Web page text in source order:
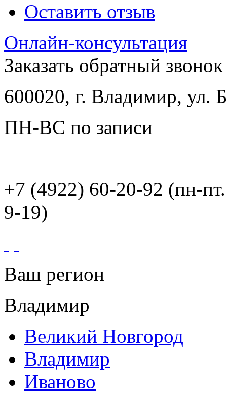
Оставить отзыв
Онлайн-консультация
Заказать обратный звонок
600020, г. Владимир, ул.
ПН-ВС по записи
+7 (4922) 60-20-92 (пн-
9-19)
Ваш регион
Владимир
Великий Новгород
Владимир
Иваново